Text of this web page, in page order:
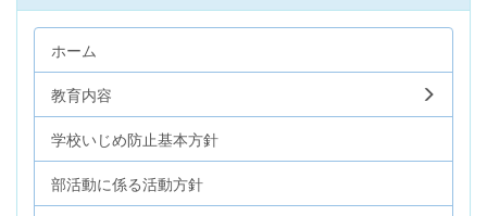
ホーム
教育内容
学校いじめ防止基本方針
部活動に係る活動方針